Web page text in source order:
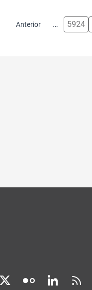
Anterior
Página anterior … 5924